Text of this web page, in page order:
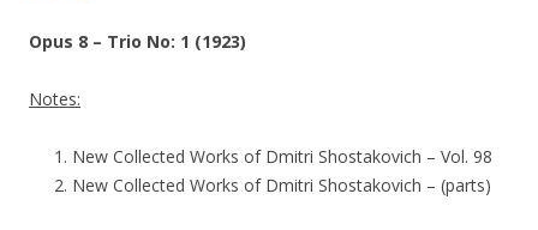
Opus 8 – Trio No: 1 (1923)
Notes:
New Collected Works of Dmitri Shostakovich – Vol. 98
New Collected Works of Dmitri Shostakovich – (parts)